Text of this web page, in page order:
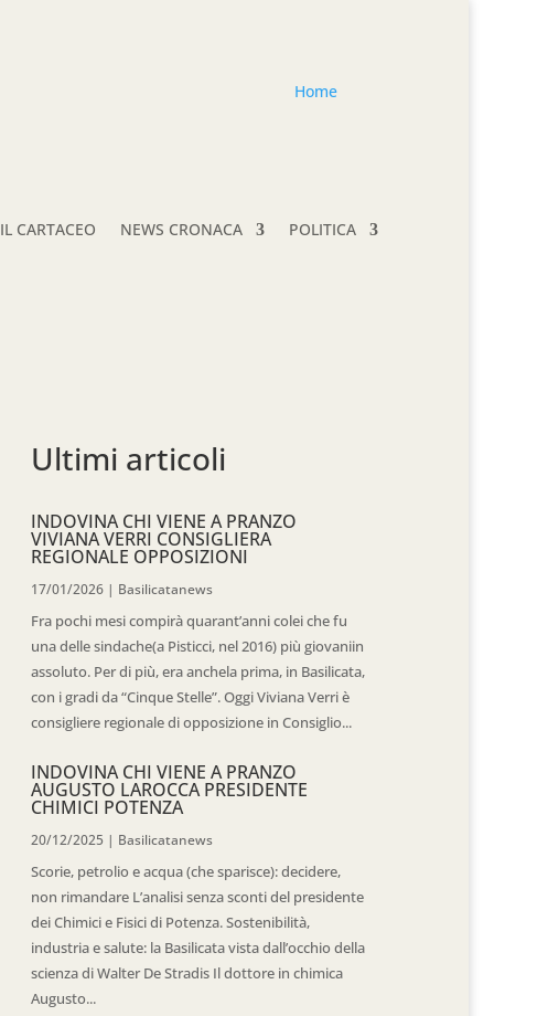
Home
IL CARTACEO NEWS CRONACA POLITICA
Ultimi articoli
INDOVINA CHI VIENE A PRANZO
VIVIANA VERRI CONSIGLIERA
REGIONALE OPPOSIZIONI
17/01/2026 | Basilicatanews
Fra pochi mesi compirà quarant’anni colei che fu
una delle sindache(a Pisticci, nel 2016) più giovaniin
assoluto. Per di più, era anchela prima, in Basilicata,
con i gradi da “Cinque Stelle”. Oggi Viviana Verri è
consigliere regionale di opposizione in Consiglio...
INDOVINA CHI VIENE A PRANZO
AUGUSTO LAROCCA PRESIDENTE
CHIMICI POTENZA
20/12/2025 | Basilicatanews
Scorie, petrolio e acqua (che sparisce): decidere,
non rimandare L’analisi senza sconti del presidente
dei Chimici e Fisici di Potenza. Sostenibilità,
industria e salute: la Basilicata vista dall’occhio della
scienza di Walter De Stradis Il dottore in chimica
Augusto...